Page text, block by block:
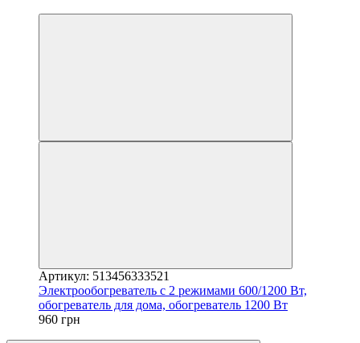
Артикул: 513456333521
Электрообогреватель с 2 режимами 600/1200 Вт,
обогреватель для дома, обогреватель 1200 Вт
960 грн